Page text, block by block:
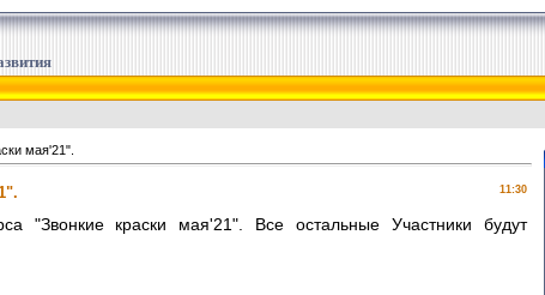
мая'21".
11:30
"Звонкие краски мая'21". Все остальные Участники будут